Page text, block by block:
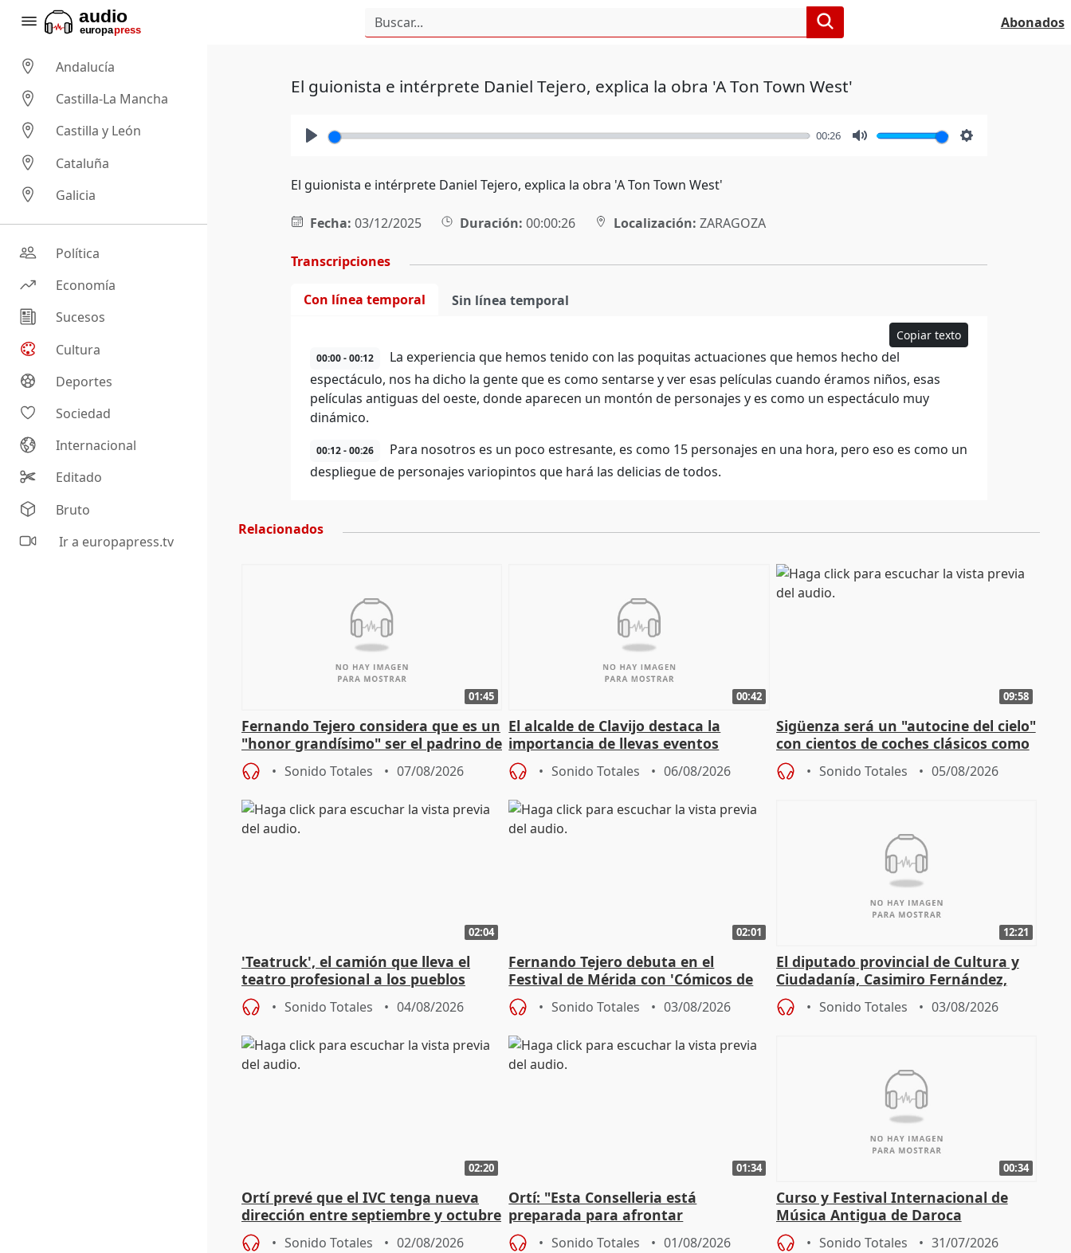
Abonados
Andalucía
Castilla-La Mancha
Castilla y León
Cataluña
Galicia
Política
Economía
Sucesos
Cultura
Deportes
Sociedad
Internacional
Editado
Bruto
Ir a europapress.tv
El guionista e intérprete Daniel Tejero, explica la obra 'A Ton Town West'
00:26
El guionista e intérprete Daniel Tejero, explica la obra 'A Ton Town West'
Fecha: 03/12/2025 Duración: 00:00:26 Localización: ZARAGOZA
Transcripciones
Con línea temporal Sin línea temporal
Copiar texto
00:00 - 00:12
La experiencia que hemos tenido con las poquitas actuaciones que hemos hecho del
espectáculo, nos ha dicho la gente que es como sentarse y ver esas películas cuando éramos niños, esas
películas antiguas del oeste, donde aparecen un montón de personajes y es como un espectáculo muy
dinámico.
00:12 - 00:26
Para nosotros es un poco estresante, es como 15 personajes en una hora, pero eso es como un
despliegue de personajes variopintos que hará las delicias de todos.
Relacionados
01:45
Fernando Tejero considera que es un
"honor grandísimo" ser el padrino de
la representación
Sonido Totales 07/08/2026
00:42
El alcalde de Clavijo destaca la
importancia de llevas eventos
culturales a los pueblos
Sonido Totales 06/08/2026
09:58
Sigüenza será un "autocine del cielo"
con cientos de coches clásicos como
espectadores
Sonido Totales 05/08/2026
02:04
'Teatruck', el camión que lleva el
teatro profesional a los pueblos
extremeños
Sonido Totales 04/08/2026
02:01
Fernando Tejero debuta en el
Festival de Mérida con 'Cómicos de
Roma': "Strabo me ha escogido"
Sonido Totales 03/08/2026
12:21
El diputado provincial de Cultura y
Ciudadanía, Casimiro Fernández,
sobre el balance de entradas
Sonido Totales 03/08/2026
02:20
Ortí prevé que el IVC tenga nueva
dirección entre septiembre y octubre
Sonido Totales 02/08/2026
01:34
Ortí: "Esta Conselleria está
preparada para afrontar
absolutamente todos los escenarios"
Sonido Totales 01/08/2026
00:34
Curso y Festival Internacional de
Música Antigua de Daroca
Sonido Totales 31/07/2026